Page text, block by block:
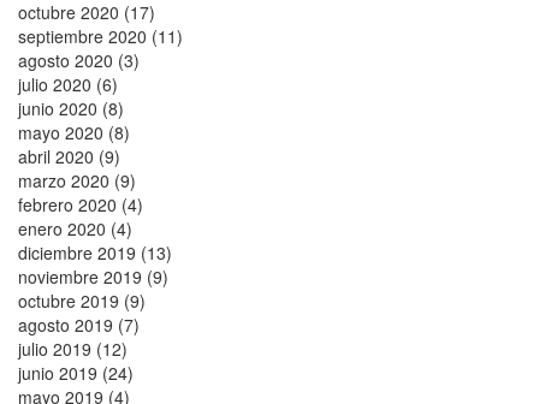
octubre 2020 (17)
septiembre 2020 (11)
agosto 2020 (3)
julio 2020 (6)
junio 2020 (8)
mayo 2020 (8)
abril 2020 (9)
marzo 2020 (9)
febrero 2020 (4)
enero 2020 (4)
diciembre 2019 (13)
noviembre 2019 (9)
octubre 2019 (9)
agosto 2019 (7)
julio 2019 (12)
junio 2019 (24)
mayo 2019 (4)